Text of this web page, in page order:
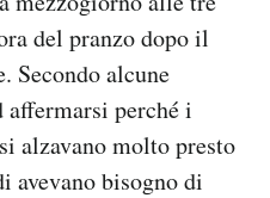
del pranzo dopo il
Secondo alcune
perché i
alzavano molto presto
avevano bisogno di